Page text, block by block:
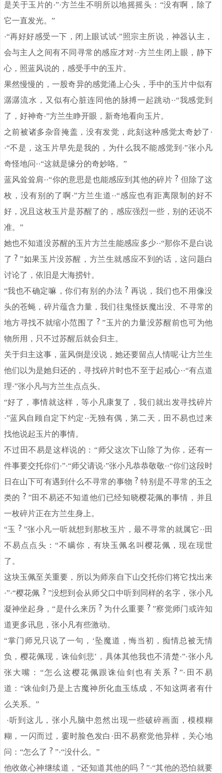
是关于玉片的·”·方兰生不明所以地摇摇头：“没有啊，除了
它一直发光。”
·“再好好感受一下，闭上眼试试·”照宗主所说，神器认主，
会与主人之间有不同寻常的感应才对··方兰生闭上眼，静下
心，照蓝风说的，感受手中的玉片。
果然慢慢的，一股奇异的感觉涌上心头，手中的玉片中似有
潺潺流水，又似有心脏连同他的脉搏一起跳动··“我感觉到
了，好神奇·”方兰生睁开眼，新奇地看向玉片。
之前被诸多杂音掩盖，没有发觉，此刻这种感觉太奇妙了·
·“不是，这玉片早先是我的，为什么我不能感觉到·”张小凡
奇怪地问··“这就是缘分的奇妙咯。”
蓝风耸耸肩··“你的意思是也能感应到其他的碎片
但除了这
枚，没有别的了啊·”方兰生道··“感应也有距离限制的好不
好，况且这枚玉片是苏醒了的，感应强烈一些，别的还说不
准。”
她也不知道没苏醒的玉片方兰生能感应多少··“那你不是白说
了
”如果玉片没苏醒，方兰生就感应不到的话，这问题白
讨论了，依旧是大海捞针。
“我也不确定嘛，你们有别的办法
再说，我们也不用像没
头的苍蝇，碎片蕴含力量，我们往鬼怪妖魔出没、不寻常的
地方寻找不就缩小范围了
”玉片的力量没苏醒前也可为他
物所用，只不过苏醒后就会归主。
关于归主这事，蓝风倒是没说，她还要留点人情呢·让方兰生
他们以为是她归还的，寻找碎片时也不至于起戒心··“有点道
理·”张小凡与方兰生点点头。
“好了，事情就这样，等小凡康复了，我们就出发寻找碎片
·”蓝风自顾自定下约定··无独有偶，第二天，田不易也过来
找他说起玉片的事情。
不过田不易是这样说的：“师父这次下山除了为你，还有一
件事要交托你们·”·“师父请说·”张小凡恭恭敬敬··“你们这段时
日在山下可有遇到什么不寻常的事物
特别是不寻常的玉之
类的
”田不易还不知道他们已经知晓樱花佩的事情，并且
一枚碎片正在方兰生身上。
“玉
”张小凡一听就想到那枚玉片，最不寻常的就属它··田
不易点点头：“不瞒你，有块玉佩名叫樱花佩，现在现世
了。
这块玉佩至关重要，所以为师亲自下山交托你们将它找出来
·”·“樱花佩
”没想到会从师父口中听到同样的名字，张小凡
凝神坐起身，“是什么来历
为什么重要
”察觉师门或许知
道更多讯息，张小凡有些激动。
“掌门师兄只说了一句，‘坠魔道，悔当初，痴情总被无情
负，樱花佩现，诛仙剑悲’，具体其他我也不清楚·”·张小凡
张大嘴：“怎么这樱花佩跟诛仙剑也有关系
”·田不易
道：“诛仙剑乃是上古魔神所化血玉练成，不知这两者有什
么关系。”
·听到这儿，张小凡脑中忽然出现一些破碎画面，模模糊
糊，一闪而过，霎时脸色发白·田不易察觉他异样，关心地
问：“怎么了
”·“没什么。”
他收敛心神继续道，“还知道其他的吗
”·“其他的恐怕就要